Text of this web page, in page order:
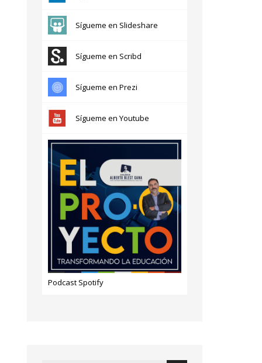
Sígueme en Slideshare
Sígueme en Scribd
Sígueme en Prezi
Sígueme en Youtube
Podcast Spotify